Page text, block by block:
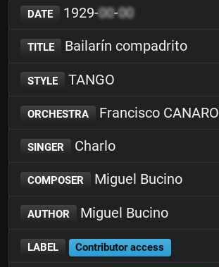
DATE 1929-00-00
TITLE Bailarín compadrito
STYLE TANGO
ORCHESTRA Francisco CANARO
SINGER Charlo
COMPOSER Miguel Bucino
AUTHOR Miguel Bucino
LABEL Contributor access